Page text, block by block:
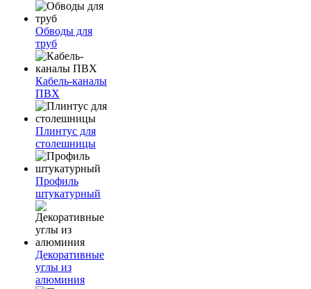
Обводы для
труб
Кабель-каналы
ПВХ
Плинтус для
столешницы
Профиль
штукатурный
Декоративные
углы из
алюминия